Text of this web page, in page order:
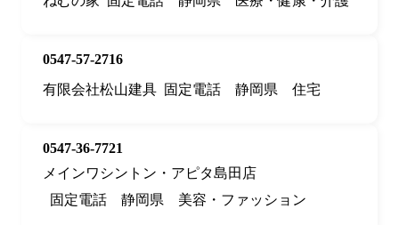
0547-57-2716
有限会社松山建具 固定電話 静岡県 住宅
0547-36-7721
メインワシントン・アピタ島田店
固定電話
静岡県 美容・ファッション